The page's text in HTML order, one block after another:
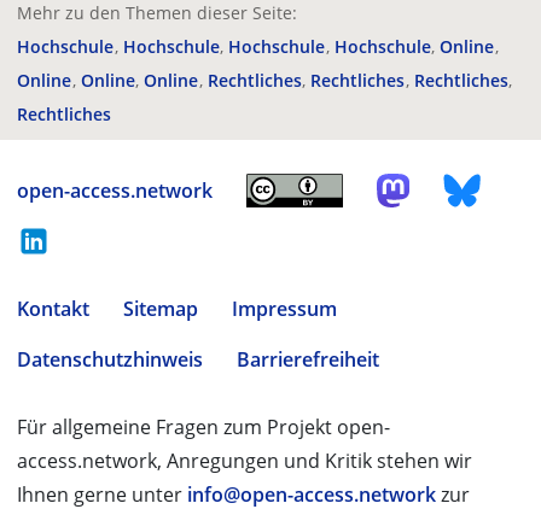
Mehr zu den Themen dieser Seite:
Hochschule Hochschule Hochschule Hochschule Online
Online Online Online Rechtliches Rechtliches Rechtliches
Rechtliches
open-access.network
Kontakt Sitemap
Impressum
Datenschutzhinweis
Barrierefreiheit
Für allgemeine Fragen zum Projekt open-
access.network, Anregungen und Kritik stehen wir
Ihnen gerne unter info@open-access.networkzur